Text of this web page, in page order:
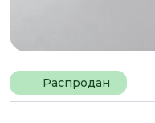
Распродан